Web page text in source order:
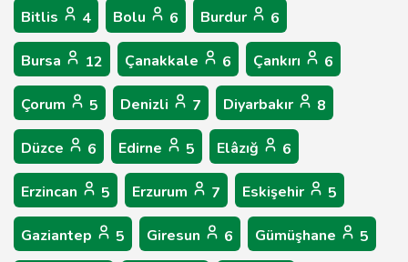
Bitlis 4 Bolu 6 Burdur 6
Bursa 12 Çanakkale 6 Çankırı 6
Çorum 5 Denizli 7 Diyarbakır 8
Düzce 6 Edirne 5 Elâzığ 6
Erzincan 5 Erzurum 7 Eskişehir 5
Gaziantep 5 Giresun 6 Gümüşhane 5